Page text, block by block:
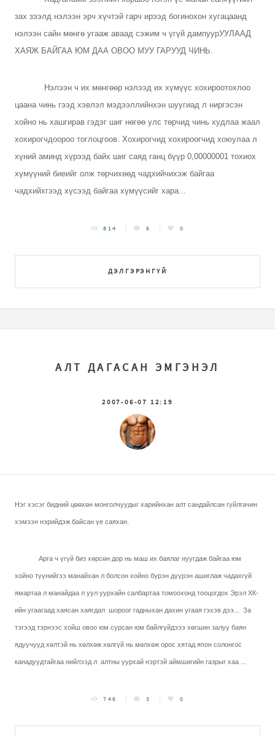
зах зээлд нэлээн эрч хүчтэй гарч ирээд богинохон хугацаанд
нэлээн сайн мөнгө угааж аваад сэжим ч үгүй дампуурУУЛААД
ХАЯЖ БАЙГАА ЮМ ДАА ОВОО МУУ ГАРУУД ЧИНЬ.
Нэлээн ч их мөнгөөр нэлээд их хүмүүс хохироотохлоо
цаана чинь гээд хэвлэл мэдээллийнхэн шуугиад л ниргэсэн
хойно нь хашгирав гэдэг шиг нөгөө улс төрчид чинь худлаа жаал
хохирогчдоороо тоглоцгоов. Хохирогчид хохироогчид хоюулаа л
хүний аминд хүрээд байх шиг саяд ганц бүүр 0,00000001 тохиох
хүмүүний биеийг олж төрчихөөд чадхийчихэж байгаа
чадхийхгээд хүсээд байгаа хүмүүсийг хара...
ДЭЛГЭРЭНГҮЙ
814 6 0
АЛТ ДАГАСАН ЭМГЭНЭЛ
2007-06-07 12:19
Нэг хэсэг бидний цөөхөн монголчуудыг харийнхан алт сандайлсан гуйлгачин
хэмээн нэрийдэж байсан үе саяхан.
Арга ч үгүй биз хөрсөн дор нь маш их баялаг нуугдаж байгаа юм
хойно түүнийгээ манайхан л болсон хойно бүрэн дүүрэн ашиглаж чадахгүй
ямартаа л манайдаа л уул уурхайн салбартаа томоохонд тооцогдох Эрэл ХК-
ийн угаагаад хаясан хаягдал шороог гадныхан дахин угаая гэхэв дээ... За
тэгээд тэрнээс хойш овоо юм сурсан юм байлгүйдэээ хөгшин залуу баян
ядуучууд хөлтэй нь хөлхөж хөлгүй нь мөлхөж орос хятад япон солонгос
канадуудтайгаа нийлээд л алтны уурхай нэртэй аймшигийн газрыг хаа ...
746 3 0